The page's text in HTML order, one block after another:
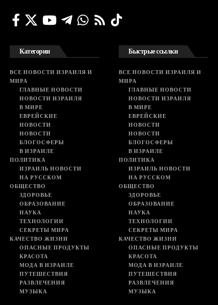
Категории
ВСЕ НОВОСТИ ИЗРАИЛЯ И
МИРА
ГЛАВНЫЕ НОВОСТИ
НОВОСТИ ИЗРАИЛЯ
В МИРЕ
ЕВРЕЙСКИЕ
НОВОСТИ
НОВОСТИ
БЛОГОСФЕРЫ
В ИЗРАИЛЕ
ПОЛИТИКА
ИЗРАИЛЬ НОВОСТИ
НА РУССКОМ
ОБЩЕСТВО
ЗДОРОВЬЕ
ОБРАЗОВАНИЕ
НАУКА
ТЕХНОЛОГИИ
СЕКРЕТЫ МИРА
КАЧЕСТВО ЖИЗНИ
ОПАСНЫЕ ПРОДУКТЫ
КРАСОТА
МОДА В ИЗРАИЛЕ
ПУТЕШЕСТВИЯ
РАЗВЛЕЧЕНИЯ
МУЗЫКА
Быстрые ссылки
ВСЕ НОВОСТИ ИЗРАИЛЯ И
МИРА
ГЛАВНЫЕ НОВОСТИ
НОВОСТИ ИЗРАИЛЯ
В МИРЕ
ЕВРЕЙСКИЕ
НОВОСТИ
НОВОСТИ
БЛОГОСФЕРЫ
В ИЗРАИЛЕ
ПОЛИТИКА
ИЗРАИЛЬ НОВОСТИ
НА РУССКОМ
ОБЩЕСТВО
ЗДОРОВЬЕ
ОБРАЗОВАНИЕ
НАУКА
ТЕХНОЛОГИИ
СЕКРЕТЫ МИРА
КАЧЕСТВО ЖИЗНИ
ОПАСНЫЕ ПРОДУКТЫ
КРАСОТА
МОДА В ИЗРАИЛЕ
ПУТЕШЕСТВИЯ
РАЗВЛЕЧЕНИЯ
МУЗЫКА